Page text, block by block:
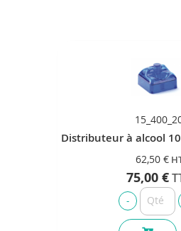
Distributeur à alcool
62,50 €
75,00 €